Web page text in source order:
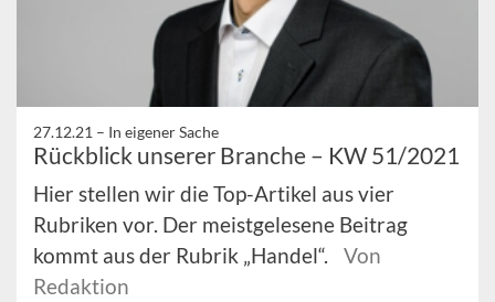
27.12.21 – In eigener Sache
Rückblick unserer Branche – KW 51/2021
Hier stellen wir die Top-Artikel aus vier
Rubriken vor. Der meistgelesene Beitrag
kommt aus der Rubrik „Handel“.
Von
Redaktion